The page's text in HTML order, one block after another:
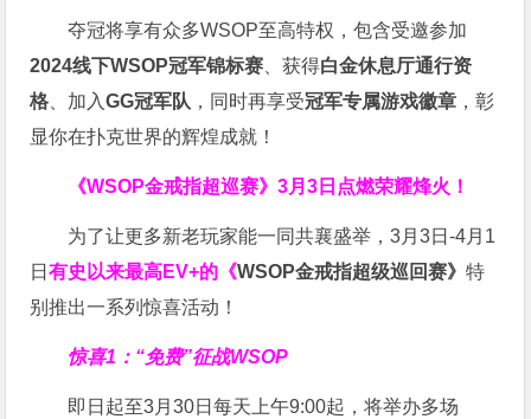
夺冠将享有众多WSOP至高特权，包含受邀参加
2024线下WSOP冠军锦标赛 、获得白金休息厅通行资
格 、加入GG冠军队 ，同时再享受冠军专属游戏徽章 ，彰
显你在扑克世界的辉煌成就！
《WSOP金戒指超巡赛》3月3日点燃荣耀烽火！
为了让更多新老玩家能一同共襄盛举，3月3日-4月1
日有史以来最高EV+的《WSOP金戒指超级巡回赛》特
别推出一系列惊喜活动！
惊喜1：“免费”征战WSOP
即日起至3月30日每天上午9:00起，将举办多场